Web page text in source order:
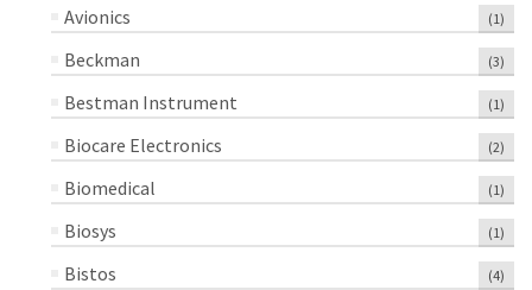
Avionics (1)
Beckman (3)
Bestman Instrument (1)
Biocare Electronics (2)
Biomedical (1)
Biosys (1)
Bistos (4)